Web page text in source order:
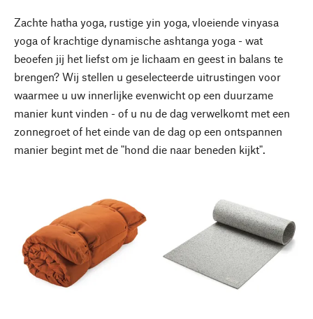
Zachte hatha yoga, rustige yin yoga, vloeiende vinyasa
yoga of krachtige dynamische ashtanga yoga - wat
beoefen jij het liefst om je lichaam en geest in balans te
brengen? Wij stellen u geselecteerde uitrustingen voor
waarmee u uw innerlijke evenwicht op een duurzame
manier kunt vinden - of u nu de dag verwelkomt met een
zonnegroet of het einde van de dag op een ontspannen
manier begint met de "hond die naar beneden kijkt".